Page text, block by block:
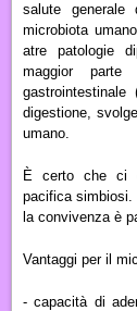
salute generale
microbiota
atre patologie
maggior
digestione,
umano.
È certo che ci
pacifica simbiosi.
la convivenza è
Vantaggi per il
- capacità di